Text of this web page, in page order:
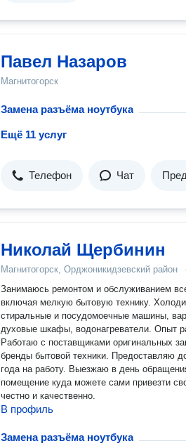
Павел Назаров
Магнитогорск
Замена разъёма ноутбука
Ещё 11 услуг
Телефон Чат
Николай Щербинин
Магнитогорск, Орджоникидзевский район ·
Занимаюсь ремонтом и обслуживанием
включая мелкую бытовую технику.
стиральные и посудомоечные машины,
духовые шкафы, водонагреватели. Опыт
Работаю с поставщиками оригинальных
бренды бытовой техники. Предоставляю
года на работу. Выезжаю в день
помещение куда можете сами привезти
честно и качественно.
В профиль
Замена разъёма ноутбука